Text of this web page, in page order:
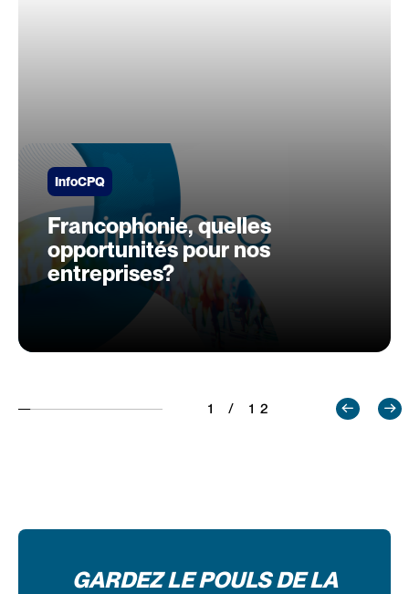
InfoCPQ
Francophonie, quelles
opportunités pour nos
entreprises?
1 / 12
GARDEZ LE POULS DE LA